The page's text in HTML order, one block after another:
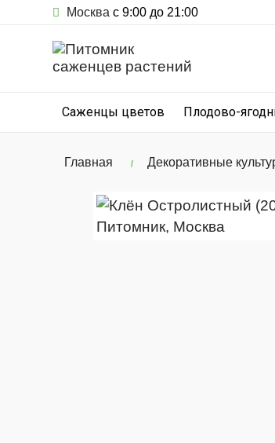
Москва с 9:00 до 21:00
Саженцы цветов Плодово-
Главная Декоративные